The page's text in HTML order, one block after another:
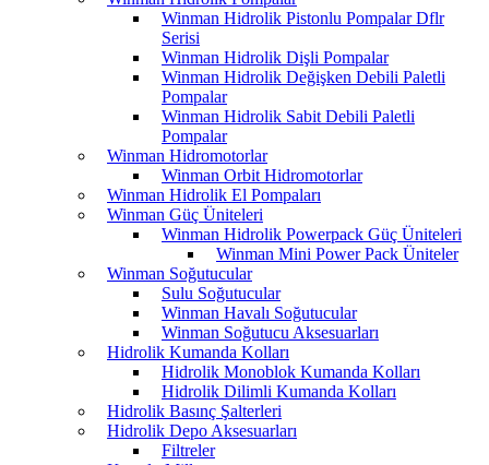
Winman Hidrolik Pistonlu Pompalar Dflr
Serisi
Winman Hidrolik Dişli Pompalar
Winman Hidrolik Değişken Debili Paletli
Pompalar
Winman Hidrolik Sabit Debili Paletli
Pompalar
Winman Hidromotorlar
Winman Orbit Hidromotorlar
Winman Hidrolik El Pompaları
Winman Güç Üniteleri
Winman Hidrolik Powerpack Güç Üniteleri
Winman Mini Power Pack Üniteler
Winman Soğutucular
Sulu Soğutucular
Winman Havalı Soğutucular
Winman Soğutucu Aksesuarları
Hidrolik Kumanda Kolları
Hidrolik Monoblok Kumanda Kolları
Hidrolik Dilimli Kumanda Kolları
Hidrolik Basınç Şalterleri
Hidrolik Depo Aksesuarları
Filtreler